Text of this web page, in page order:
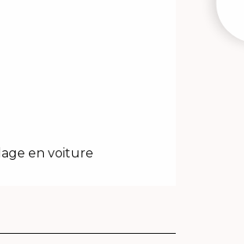
en voiture